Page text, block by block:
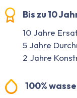
Bis zu 10
10 Jahre
5 Jahre
2 Jahre
100%